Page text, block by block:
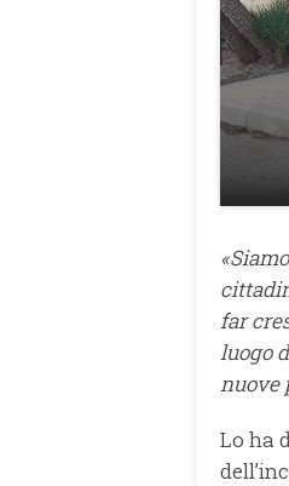
«
far
luogo
nuove
Lo ha